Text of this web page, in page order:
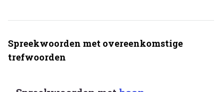
Spreekwoorden met overeenkomstige
trefwoorden